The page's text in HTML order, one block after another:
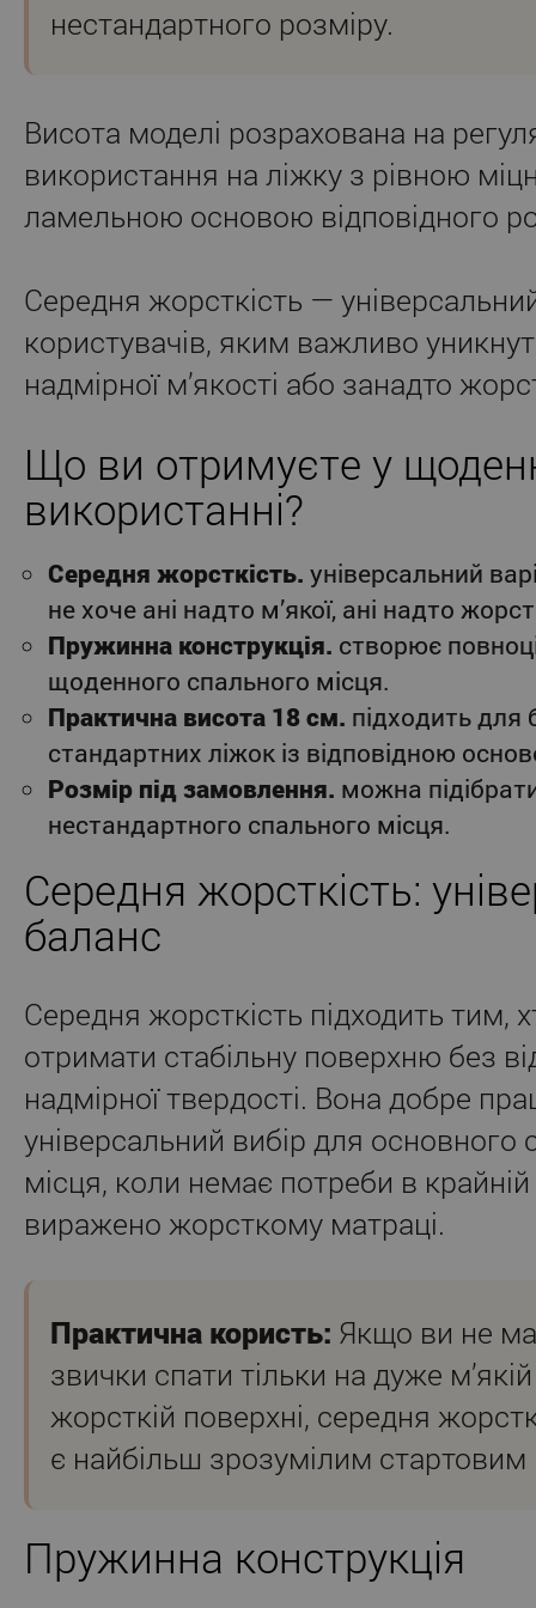
нестандартного розміру.
Висота моделі розрахована на
використання на ліжку з рівною
ламельною основою відповідного
Середня жорсткість —
користувачів, яким важливо
надмірної м’якості або занадто
Що ви отримуєте у
використанні?
Середня жорсткість. універсальний
не хоче ані надто м’якої, ані надто
Пружинна конструкція. створює
щоденного спального місця.
Практична висота 18 см. підходить для
стандартних ліжок із відповідною
Розмір під замовлення. можна
нестандартного спального місця.
Середня жорсткість:
баланс
Середня жорсткість підходить тим,
отримати стабільну поверхню без
надмірної твердості. Вона добре
універсальний вибір для основного
місця, коли немає потреби в крайній
виражено жорсткому матраці.
Практична користь: Якщо ви не
звички спати тільки на дуже
жорсткій поверхні, середня
є найбільш зрозумілим
Пружинна конструкція